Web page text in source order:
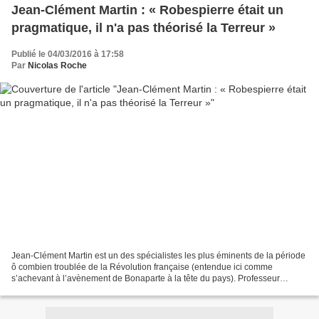
Jean-Clément Martin : « Robespierre était un
pragmatique, il n'a pas théorisé la Terreur »
Publié le 04/03/2016 à 17:58
Par Nicolas Roche
Jean-Clément Martin est un des spécialistes les plus éminents de la période
ô combien troublée de la Révolution française (entendue ici comme
s’achevant à l’avènement de Bonaparte à la tête du pays). Professeur